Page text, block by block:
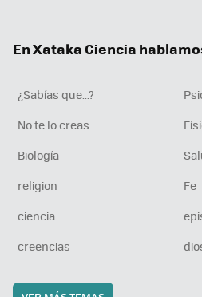
En Xataka Ciencia
¿Sabías que...?
No te lo creas
Biología
religion
Fe
ciencia
creencias